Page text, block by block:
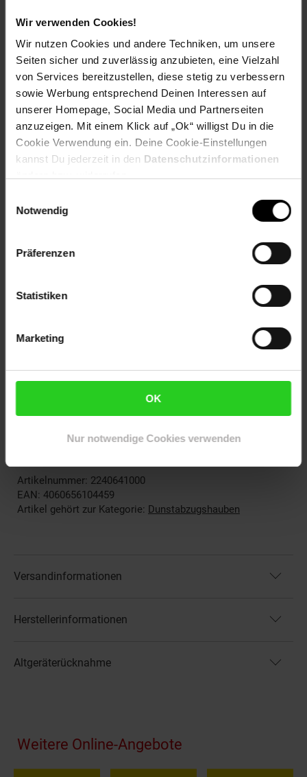
Wir verwenden Cookies!
Wir nutzen Cookies und andere Techniken, um unsere
Seiten sicher und zuverlässig anzubieten, eine Vielzahl
von Services bereitzustellen, diese stetig zu verbessern
sowie Werbung entsprechend Deinen Interessen auf
unserer Homepage, Social Media und Partnerseiten
anzuzeigen. Mit einem Klick auf „Ok“ willigst Du in die
Cookie Verwendung ein. Deine Cookie-Einstellungen
kannst Du jederzeit in den Datenschutzinformationen
Notwendig
Präferenzen
Statistiken
Marketing
OK
Nur notwendige Cookies verwenden
Küchen geeignet.
Warum die Klarstein Aurica 60?Zuverlässige
Absaugleistung von 607 m³/h, spülmaschinenfester
Aluminiumfilter, helles LED-Licht und die Option auf
Umluftbetrieb – alles in einem Design, das zur modernen
Küche gehört statt sie zu dominieren.
Energieeffizienzklasse B.
Hol dir die Aurica 60 und genieße beim nächsten Kochen
endlich frische Luft in der Küche.
Lieferumfang:
1 x Montage-Set (Wandhalterung, Dübel, Schrauben)
Maße (ohne Kaminverblendung): ca. 60 x 50 x 33 cm
(BxHxT)
Höhe Kamin: ca. 30 - 59 cm
Material Kaminverblendung/Korpus: Edelstahl
Material Front: Glas
Artikelnummer: 2240641000
EAN: 4060656104459
Artikel gehört zur Kategorie: Dunstabzugshauben
Versandinformationen
Herstellerinformationen
Altgeräterücknahme
Fußzeile
Weitere Online-Angebote